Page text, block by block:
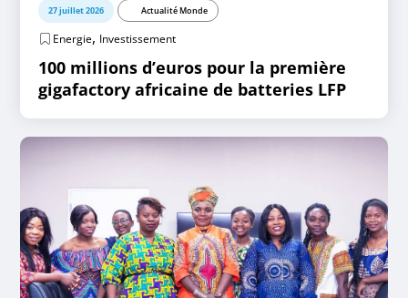
27 juillet 2026 Actualité Monde
Energie, Investissement
100 millions d’euros pour la première
gigafactory africaine de batteries LFP